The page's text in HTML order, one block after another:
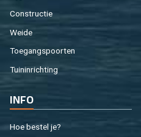
Con­struc­tie
Weide
Toe­gangs­poor­ten
Tuin­in­rich­ting
INFO
Hoe be­stel je?